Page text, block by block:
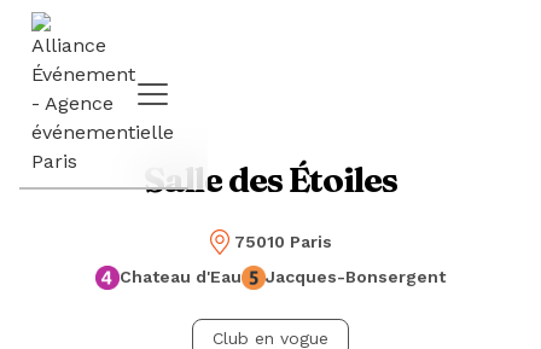
Salle des Étoiles
75010 Paris
Chateau d'Eau
Jacques-Bonsergent
Club en vogue